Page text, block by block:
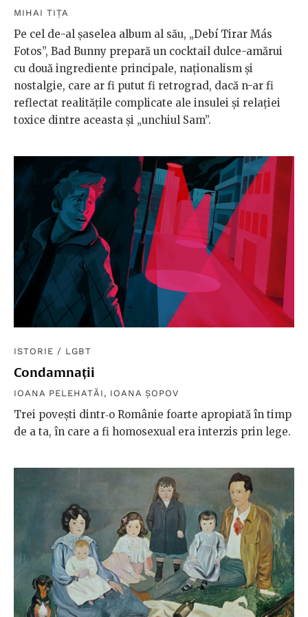
MIHAI TIȚA
Pe cel de-al șaselea album al său, „Debí Tirar Más
Fotos”, Bad Bunny prepară un cocktail dulce-amărui
cu două ingrediente principale, naționalism și
nostalgie, care ar fi putut fi retrograd, dacă n-ar fi
reflectat realitățile complicate ale insulei și relației
toxice dintre aceasta și „unchiul Sam”.
ISTORIE / LGBT
Condamnații
IOANA PELEHATĂI , IOANA ȘOPOV
Trei poveşti dintr‑o Românie foarte apropiată în timp
de a ta, în care a fi homosexual era interzis prin lege.